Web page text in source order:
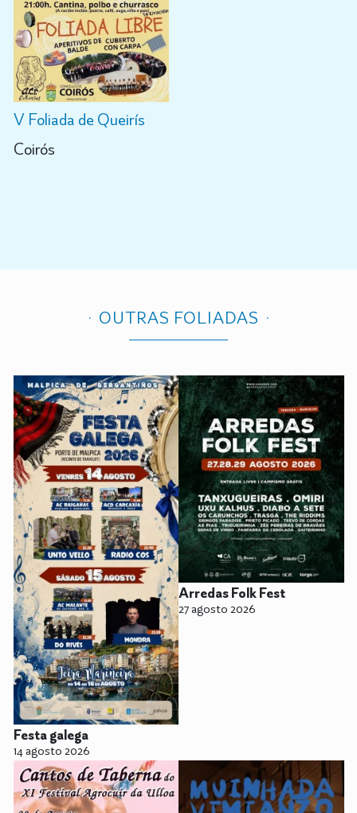
V Foliada de Queirís
Coirós
OUTRAS FOLIADAS
Festa galega
14 agosto 2026
Arredas Folk Fest
27 agosto 2026